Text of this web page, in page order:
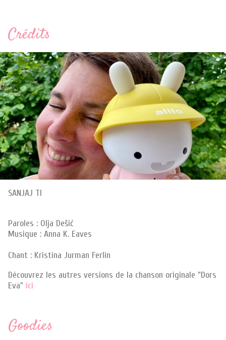
Crédits
SANJAJ TI
Paroles : Olja Dešić
Musique : Anna K. Eaves
Chant : Kristina Jurman Ferlin
Découvrez les autres versions de la chanson originale "Dors
Eva" ici
Goodies